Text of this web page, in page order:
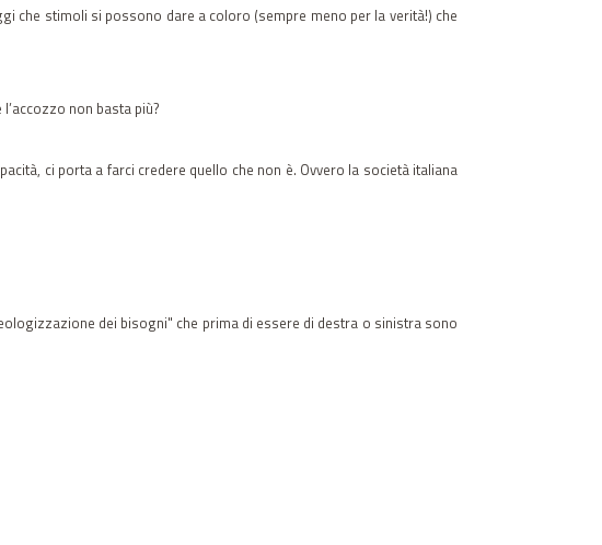
che stimoli si possono dare a coloro (sempre meno per la verità!) che
non basta più?
ci porta a farci credere quello che non è. Ovvero la società italiana
dei bisogni" che prima di essere di destra o sinistra sono